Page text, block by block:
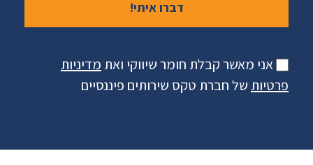
אני מאשר קבלת חומר שיווקי ואת מדיניות
פרטיות של חברת טקס שירותים פיננסיים